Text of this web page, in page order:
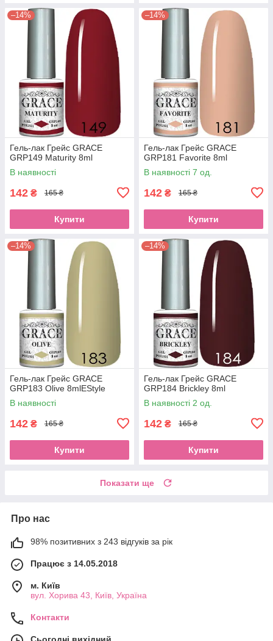
–14%
Гель-лак Грейс GRACE
GRP149 Maturity 8ml
В наявності
142 ₴ 165 ₴
Купити
–14%
Гель-лак Грейс GRACE
GRP181 Favorite 8ml
В наявності 7 од.
142 ₴ 165 ₴
Купити
–14%
Гель-лак Грейс GRACE
GRP183 Olive 8mlEStyle
В наявності
142 ₴ 165 ₴
Купити
–14%
Гель-лак Грейс GRACE
GRP184 Brickley 8ml
В наявності 2 од.
142 ₴ 165 ₴
Купити
Показати ще
Про нас
98% позитивних з 243 відгуків за рік
Працює з 14.05.2018
м. Київ
вул. Хорива 43, Київ, Україна
Контакти